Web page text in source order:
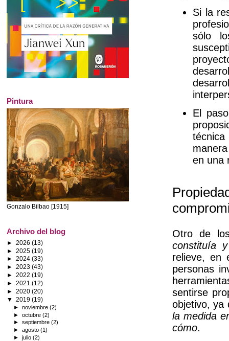
Si la
sólo
El
técnica
en una
Otro de
constituía
relieve, en
personas
sentirse
objetivo, ya
la medida
cómo.
Pintura
Gonzalo Bilbao [1915]
Archivo del blog
► 2026 (13)
► 2025 (19)
► 2024 (33)
► 2023 (43)
► 2022 (19)
► 2021 (12)
► 2020 (20)
▼ 2019 (19)
►noviembre(2)
►octubre(2)
►septiembre(2)
►agosto(1)
►julio(2)